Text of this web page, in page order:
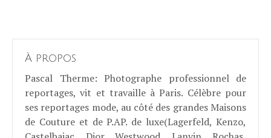
À propos
Pascal Therme: Photographe professionnel de
reportages, vit et travaille à Paris. Célèbre pour
ses reportages mode, au côté des grandes Maisons
de Couture et de P.AP. de luxe(Lagerfeld, Kenzo,